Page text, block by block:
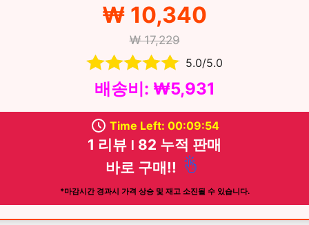
₩ 10,340
₩ 17,229
5.0/5.0
배송비: ₩5,931
Time Left: 00:09:52
1 리뷰 ౹ 82 누적 판매
바로 구매!!
*마감시간 경과시 가격 상승 및 재고 소진될 수 있습니다.